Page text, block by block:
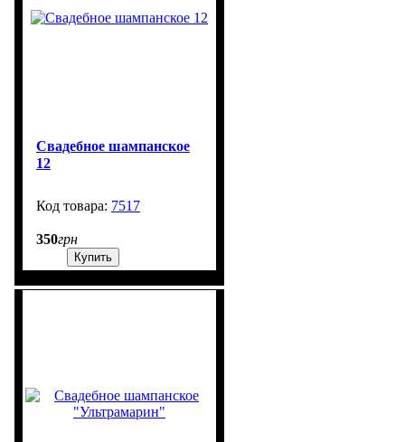
Свадебное шампанское
12
7517
350грн
Купить